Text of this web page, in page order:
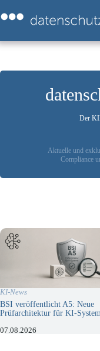
Inhalt
springen
Der
Aktuelle und
Compliance
KI-News
BSI veröffentlicht A5: Neue
Prüfarchitektur für KI-
07.08.2026